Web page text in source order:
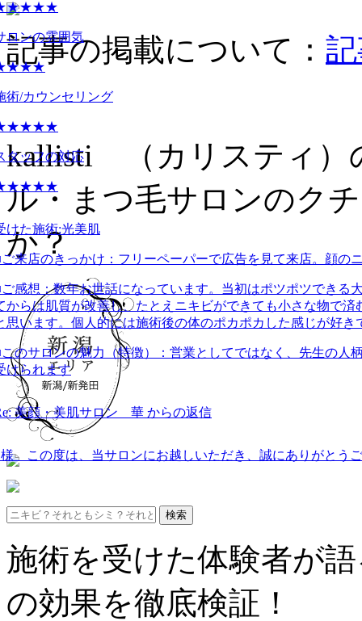
記事の掲載について：
kallisti （カリスティ）
ル・まつ毛サロンのク
か？
施術を受けた体験者が
の効果を徹底検証！
ロンの雰囲気
術/カウンセリング
タッフの対応
けた施術:光美肌
来店のきっかけ： フリーペーパーで広告を見て来店。顔の
感想：数年お世話になっています。当初はポツポツできる
からは肌質が改善し、たとえニキビができても小さな物で
思います。個人的には施術後の体のポカポカした感じが好き
のサロンの魅力（特徴）： 営業としてではなく、先生の人
けられます
美顔・美肌サロン 華 からの返信
様 この度は、当サロンにお越しいただき、誠にありがとう